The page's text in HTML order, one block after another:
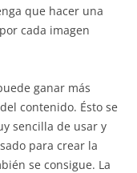
que hacer una
cada imagen
ganar más
contenido. Ésto se
sencilla de usar y
para crear la
se consigue. La